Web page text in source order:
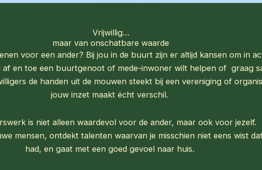
Vrijwillig…
maar van onschatbare waarde
voor een ander? Bij jou in de buurt zijn er altijd kansen om in
af en toe een buurtgenoot of mede-inwoner wilt helpen of graag
de handen uit de mouwen steekt bij een vereniging of
jouw inzet maakt écht verschil.
is niet alleen waardevol voor de ander, maar ook voor jezelf.
mensen, ontdekt talenten waarvan je misschien niet eens wist
had, en gaat met een goed gevoel naar huis.